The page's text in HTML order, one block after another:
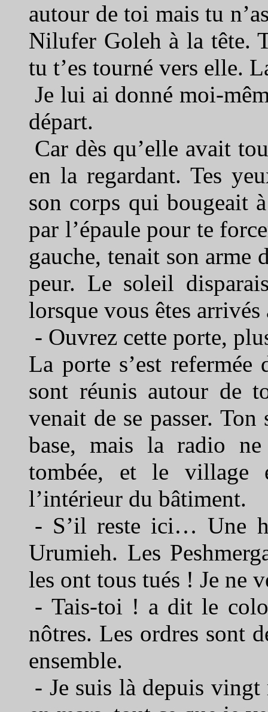
autour de toi mais tu
Nilufer Goleh à la tête.
tu t’es tourné vers elle.
Je lui ai donné moi-
départ.
Car dès qu’elle avait
en la regardant. Tes
son corps qui bougeait
par l’épaule pour te
gauche, tenait son arme
peur. Le soleil
lorsque vous êtes
- Ouvrez cette porte,
La porte s’est refermée
sont réunis autour de
venait de se passer. Ton
base, mais la radio
tombée, et le village
l’intérieur du bâtiment.
- S’il reste ici… Une
Urumieh. Les
les ont tous tués ! Je ne
- Tais-toi ! a dit le
nôtres. Les ordres sont
ensemble.
- Je suis là depuis